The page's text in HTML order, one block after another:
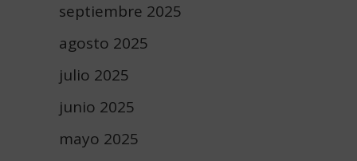
septiembre 2025
agosto 2025
julio 2025
junio 2025
mayo 2025